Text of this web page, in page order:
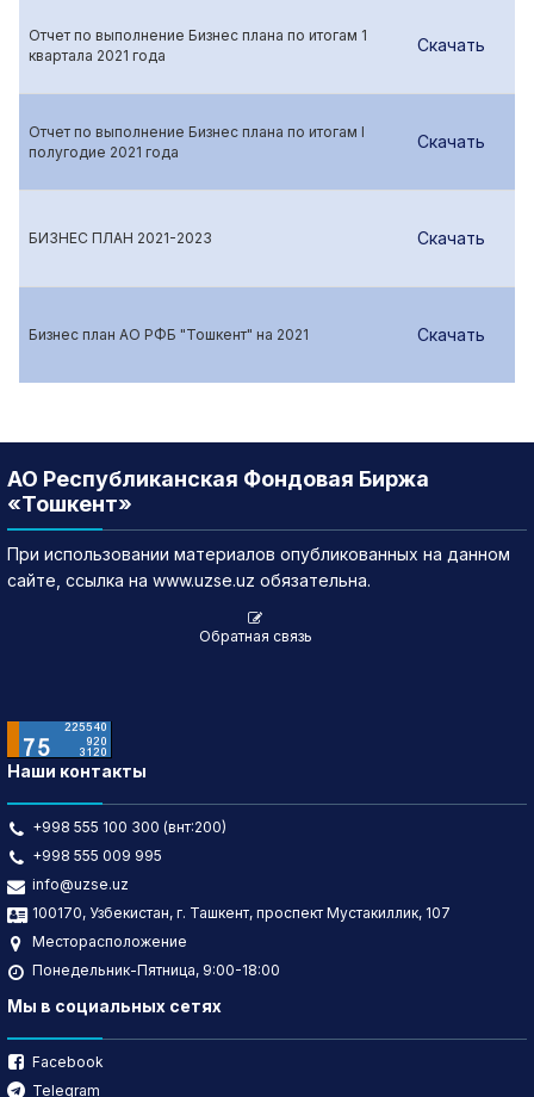
Отчет по выполнение Бизнес плана по итогам 1
квартала 2021 года
Скачать
Отчет по выполнение Бизнес плана по итогам I
полугодие 2021 года
Скачать
БИЗНЕС ПЛАН 2021-2023 Скачать
Бизнес план АО РФБ "Тошкент" на 2021 Скачать
АО Республиканская Фондовая Биржа
«Тошкент»
При использовании материалов опубликованных на данном
сайте, ссылка на www.uzse.uz обязательна.
Обратная связь
Наши контакты
+998 555 100 300 (внт:200)
+998 555 009 995
info@uzse.uz
100170, Узбекистан, г. Ташкент, проспект Мустакиллик, 107
Месторасположение
Понедельник-Пятница, 9:00-18:00
Мы в социальных сетях
Facebook
Telegram